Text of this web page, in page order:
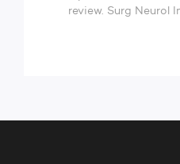
review. Surg Neurol